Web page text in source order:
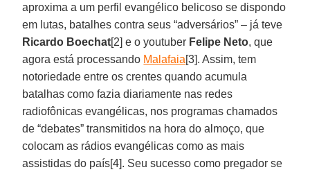
aproxima a um perfil evangélico belicoso se dispondo
em lutas, batalhes contra seus “adversários” – já teve
Ricardo Boechat[2] e o youtuber Felipe Neto, que
agora está processando Malafaia[3]. Assim, tem
notoriedade entre os crentes quando acumula
batalhas como fazia diariamente nas redes
radiofônicas evangélicas, nos programas chamados
de “debates” transmitidos na hora do almoço, que
colocam as rádios evangélicas como as mais
assistidas do país[4]. Seu sucesso como pregador se